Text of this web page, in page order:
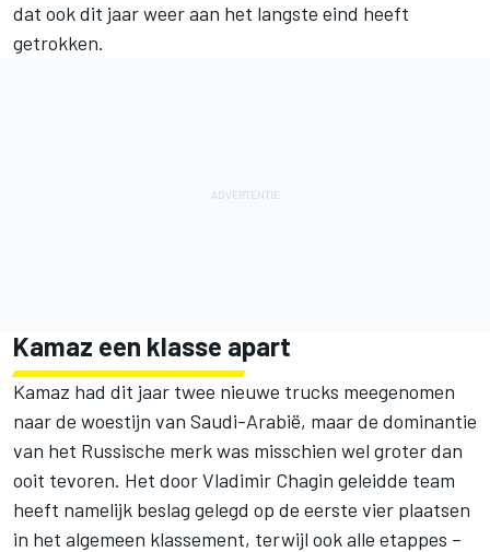
dat ook dit jaar weer aan het langste eind heeft
getrokken.
Kamaz een klasse apart
Kamaz had dit jaar twee nieuwe trucks meegenomen
naar de woestijn van Saudi-Arabië, maar de dominantie
van het Russische merk was misschien wel groter dan
ooit tevoren. Het door Vladimir Chagin geleidde team
heeft namelijk beslag gelegd op de eerste vier plaatsen
in het algemeen klassement, terwijl ook alle etappes –